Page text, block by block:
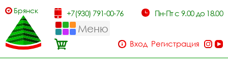
Брянск +7(930) 791-00-76 Пн-Пт с 9.00 до 18.00
Меню
Вход Регистрация